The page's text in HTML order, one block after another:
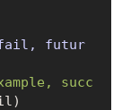
futur
succ